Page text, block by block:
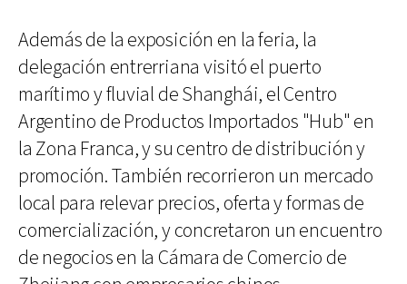
Además de la exposición en la feria, la
delegación entrerriana visitó el puerto
marítimo y fluvial de Shanghái, el Centro
Argentino de Productos Importados "Hub" en
la Zona Franca, y su centro de distribución y
promoción. También recorrieron un mercado
local para relevar precios, oferta y formas de
comercialización, y concretaron un encuentro
de negocios en la Cámara de Comercio de